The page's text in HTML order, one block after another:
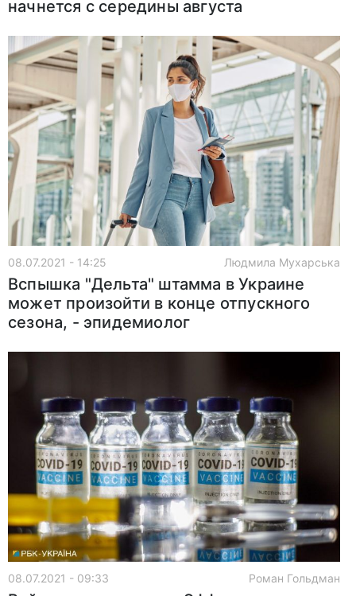
начнется с середины августа
08.07.2021 - 14:25 Людмила Мухарська
Вспышка "Дельта" штамма в Украине
может произойти в конце отпускного
сезона, - эпидемиолог
08.07.2021 - 09:33 Роман Гольдман